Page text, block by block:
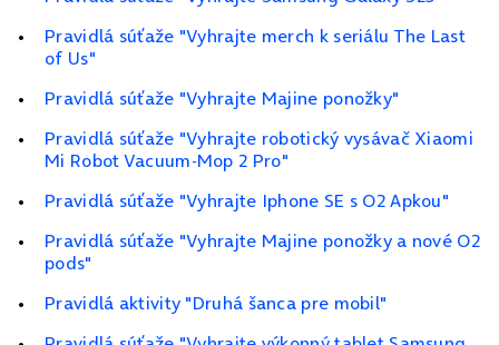
Pravidlá súťaže "Vyhrajte merch k seriálu The Last
of Us"
Pravidlá súťaže "Vyhrajte Majine ponožky"
Pravidlá súťaže "Vyhrajte robotický vysávač Xiaomi
Mi Robot Vacuum‑Mop 2 Pro"
Pravidlá súťaže "Vyhrajte Iphone SE s O2 Apkou"
Pravidlá súťaže "Vyhrajte Majine ponožky a nové O2
pods"
Pravidlá aktivity "Druhá šanca pre mobil"